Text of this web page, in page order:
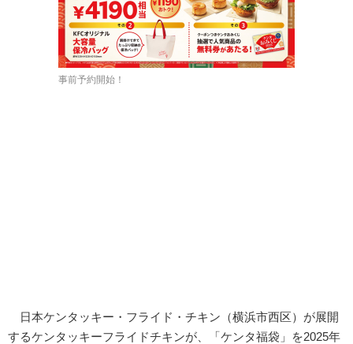
事前予約開始！
日本ケンタッキー・フライド・チキン（横浜市西区）が展開
するケンタッキーフライドチキンが、「ケンタ福袋」を2025年